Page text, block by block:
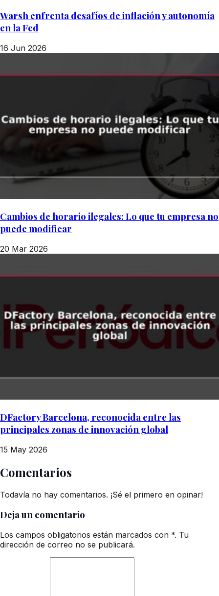
Warsh enfrenta desafíos de inflación y autonomía
en la Fed
16 Jun 2026
Cambios de horario ilegales: Lo que tu empresa no
puede modificar
20 Mar 2026
DFactory Barcelona, reconocida entre las
principales zonas de innovación global
15 May 2026
Comentarios
Todavía no hay comentarios. ¡Sé el primero en opinar!
Deja un comentario
Los campos obligatorios están marcados con *. Tu
dirección de correo no se publicará.